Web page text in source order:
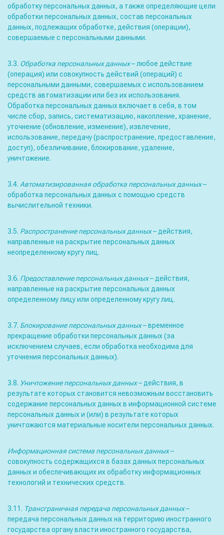
обработку персональных данных, а также определяющие цели
обработки персональных данных, состав персональных
данных, подлежащих обработке, действия (операции),
совершаемые с персональными данными.
3.3. Обработка персональных данных– любое действие
(операция) или совокупность действий (операций) с
персональными данными, совершаемых с использованием
средств автоматизации или без их использования.
Обработка персональных данных включает в себя, в том
числе сбор, запись, систематизацию, накопление, хранение,
уточнение (обновление, изменение), извлечение,
использование, передачу (распространение, предоставление,
доступ), обезличивание, блокирование, удаление,
уничтожение.
3.4. Автоматизированная обработка персональных данных–
обработка персональных данных с помощью средств
вычислительной техники.
3.5. Распространение персональных данных– действия,
направленные на раскрытие персональных данных
неопределенному кругу лиц.
3.6. Предоставление персональных данных– действия,
направленные на раскрытие персональных данных
определенному лицу или определенному кругу лиц.
3.7. Блокирование персональных данных– временное
прекращение обработки персональных данных (за
исключением случаев, если обработка необходима для
уточнения персональных данных).
3.8. Уничтожение персональных данных– действия, в
результате которых становится невозможным восстановить
содержание персональных данных в информационной системе
персональных данных и (или) в результате которых
уничтожаются материальные носители персональных данных.
Информационная система персональных данных–
совокупность содержащихся в базах данных персональных
данных и обеспечивающих их обработку информационных
технологий и технических средств.
3.11. Трансграничная передача персональных данных–
передача персональных данных на территорию иностранного
государства органу власти иностранного государства,